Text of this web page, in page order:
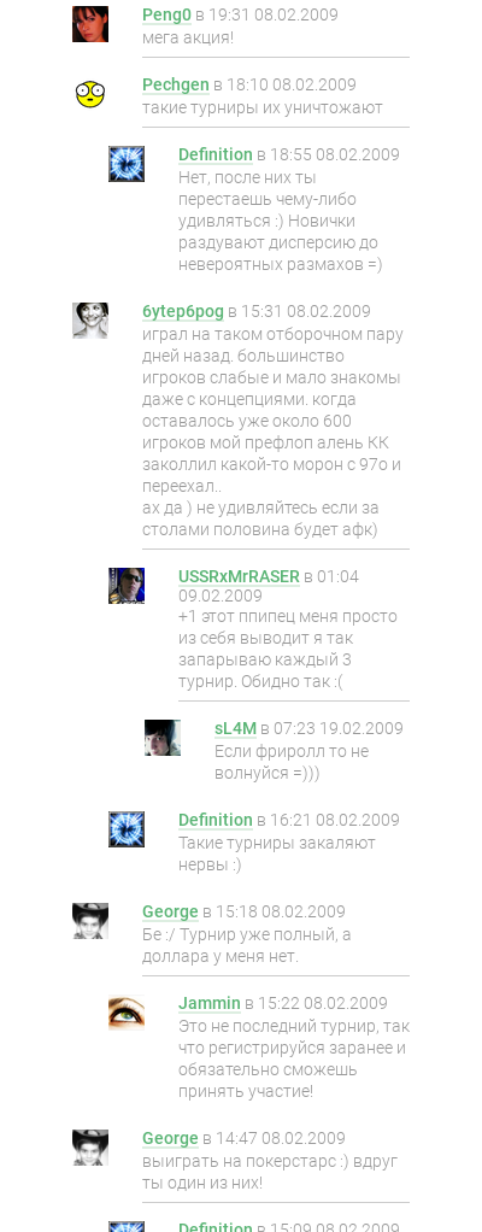
Peng0 в 19:31 08.02.2009
мега акция!
Pechgen в 18:10 08.02.2009
такие турниры их уничтожают
Definition в 18:55 08.02.2009
Нет, после них ты
перестаешь чему-либо
удивляться :) Новички
раздувают дисперсию до
невероятных размахов =)
6ytep6pog в 15:31 08.02.2009
играл на таком отборочном пару
дней назад. большинство
игроков слабые и мало знакомы
даже с концепциями. когда
оставалось уже около 600
игроков мой префлоп алень КК
заколлил какой-то морон с 97o и
переехал..
ах да ) не удивляйтесь если за
столами половина будет афк)
USSRxMrRASER в 01:04
09.02.2009
+1 этот ппипец меня просто
из себя выводит я так
запарываю каждый 3
турнир. Обидно так :(
sL4M в 07:23 19.02.2009
Если фриролл то не
волнуйся =)))
Definition в 16:21 08.02.2009
Такие турниры закаляют
нервы :)
George в 15:18 08.02.2009
Бе :/ Турнир уже полный, а
доллара у меня нет.
Jammin в 15:22 08.02.2009
Это не последний турнир, так
что регистрируйся заранее и
обязательно сможешь
принять участие!
George в 14:47 08.02.2009
выиграть на покерстарс :) вдруг
ты один из них!